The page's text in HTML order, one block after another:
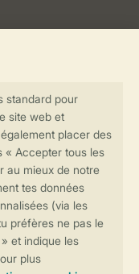
sécurisées